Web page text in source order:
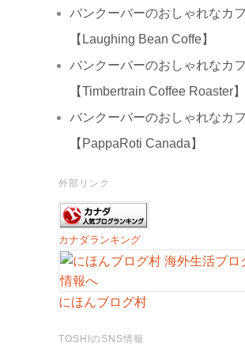
バンクーバーのおしゃれなカ
【Laughing Bean Coffe】
バンクーバーのおしゃれなカ
【Timbertrain Coffee Roaster】
バンクーバーのおしゃれなカ
【PappaRoti Canada】
外部リンク
カナダランキング
にほんブログ村
TOSHIのSNS情報